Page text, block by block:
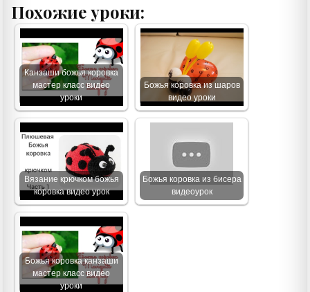
Похожие уроки:
Канзаши божья коровка
мастер класс видео
уроки
Божья коровка из шаров
видео уроки
Вязание крючком божья
коровка видео урок
Божья коровка из бисера
видеоурок
Божья коровка канзаши
мастер класс видео
уроки